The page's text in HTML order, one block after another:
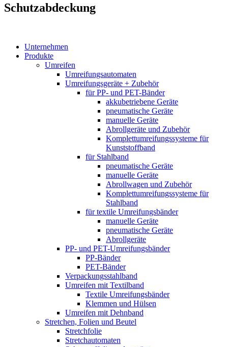
Schutzabdeckung
Unternehmen
Produkte
Umreifen
Umreifungsautomaten
Umreifungsgeräte + Zubehör
für PP- und PET-Bänder
akkubetriebene Geräte
pneumatische Geräte
manuelle Geräte
Abrollgeräte und Zubehör
Komplett­umreifungs­systeme für
Kunststoffband
für Stahlband
pneumatische Geräte
manuelle Geräte
Abrollwagen und Zubehör
Komplett­umreifungs­systeme für
Stahlband
für textile Umreifungsbänder
manuelle Geräte
pneumatische Geräte
Abrollgeräte
PP- und PET-Umreifungsbänder
PP-Bänder
PET-Bänder
Verpackungsstahlband
Umreifen mit Textilband
Textile Umreifungsbänder
Klemmen und Hülsen
Umreifen mit Dehnband
Stretchen, Folien und Beutel
Stretchfolie
Stretchautomaten